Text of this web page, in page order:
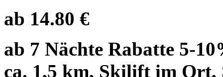
ab 14.80 €
ab 7 Nächte Rabatte 5-
ca. 1,5 km, Skilift im Ort,